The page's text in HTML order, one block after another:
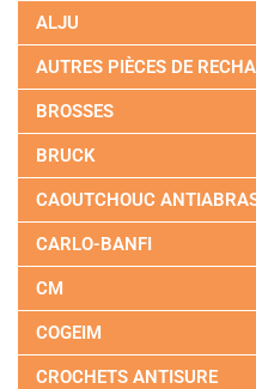
ALJU
AUTRES PIÈCES DE
BROSSES
BRUCK
CAOUTCHOUC
CARLO-BANFI
CM
COGEIM
CROCHETS ANTISURE